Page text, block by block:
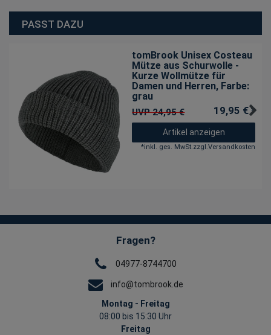
PASST DAZU
tomBrook Unisex Costeau
Mütze aus Schurwolle -
Kurze Wollmütze für
Damen und Herren, Farbe:
grau
UVP 24,95 € 19,95 € *
Artikel anzeigen
*inkl. ges. MwSt.zzgl.Versandkosten
Fragen?
04977-8744700
info@tombrook.de
Montag - Freitag
08:00 bis 15:30 Uhr
Freitag